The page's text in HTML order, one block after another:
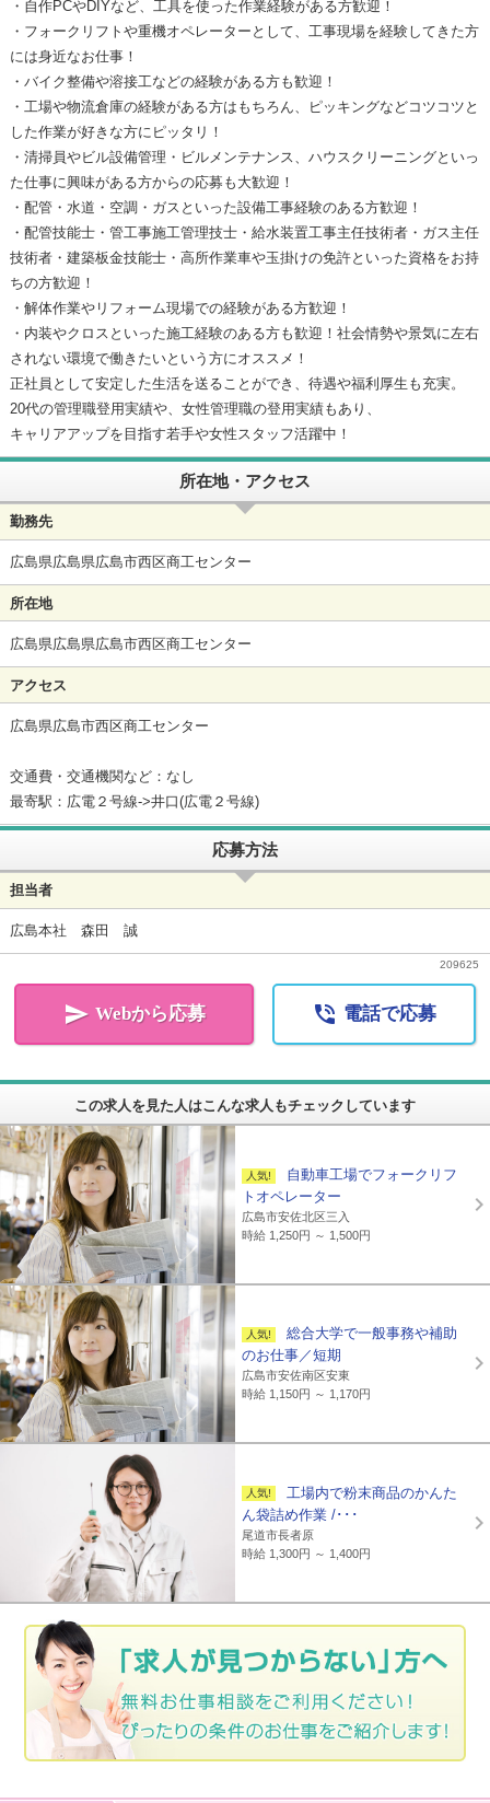
・自作PCやDIYなど、工具を使った作業経験がある方歓迎！
・フォークリフトや重機オペレーターとして、工事現場を経験してきた方
には身近なお仕事！
・バイク整備や溶接工などの経験がある方も歓迎！
・工場や物流倉庫の経験がある方はもちろん、ピッキングなどコツコツと
した作業が好きな方にピッタリ！
・清掃員やビル設備管理・ビルメンテナンス、ハウスクリーニングといっ
た仕事に興味がある方からの応募も大歓迎！
・配管・水道・空調・ガスといった設備工事経験のある方歓迎！
・配管技能士・管工事施工管理技士・給水装置工事主任技術者・ガス主任
技術者・建築板金技能士・高所作業車や玉掛けの免許といった資格をお持
ちの方歓迎！
・解体作業やリフォーム現場での経験がある方歓迎！
・内装やクロスといった施工経験のある方も歓迎！社会情勢や景気に左右
されない環境で働きたいという方にオススメ！
正社員として安定した生活を送ることができ、待遇や福利厚生も充実。
20代の管理職登用実績や、女性管理職の登用実績もあり、
キャリアアップを目指す若手や女性スタッフ活躍中！
所在地・アクセス
勤務先
広島県広島県広島市西区商工センター
所在地
広島県広島県広島市西区商工センター
アクセス
広島県広島市西区商工センター
交通費・交通機関など：なし
最寄駅：広電２号線->井口(広電２号線)
応募方法
担当者
広島本社 森田 誠
209625
 Webから応募  電話で応募
この求人を見た人はこんな求人もチェックしています
自動車工場でフォークリフ
トオペレーター
広島市安佐北区三入
時給 1,250円 ～ 1,500円
総合大学で一般事務や補助
のお仕事／短期
広島市安佐南区安東
時給 1,150円 ～ 1,170円
工場内で粉末商品のかんた
ん袋詰め作業 /･･･
尾道市長者原
時給 1,300円 ～ 1,400円